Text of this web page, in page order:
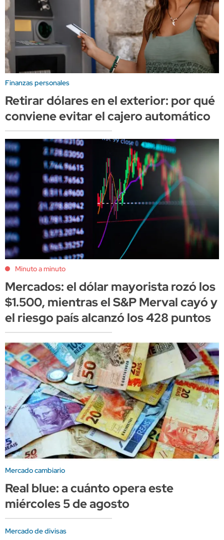
Finanzas personales
Retirar dólares en el exterior: por qué
conviene evitar el cajero automático
Minuto a minuto
Mercados: el dólar mayorista rozó los
$1.500, mientras el S&P Merval cayó y
el riesgo país alcanzó los 428 puntos
Mercado cambiario
Real blue: a cuánto opera este
miércoles 5 de agosto
Mercado de divisas